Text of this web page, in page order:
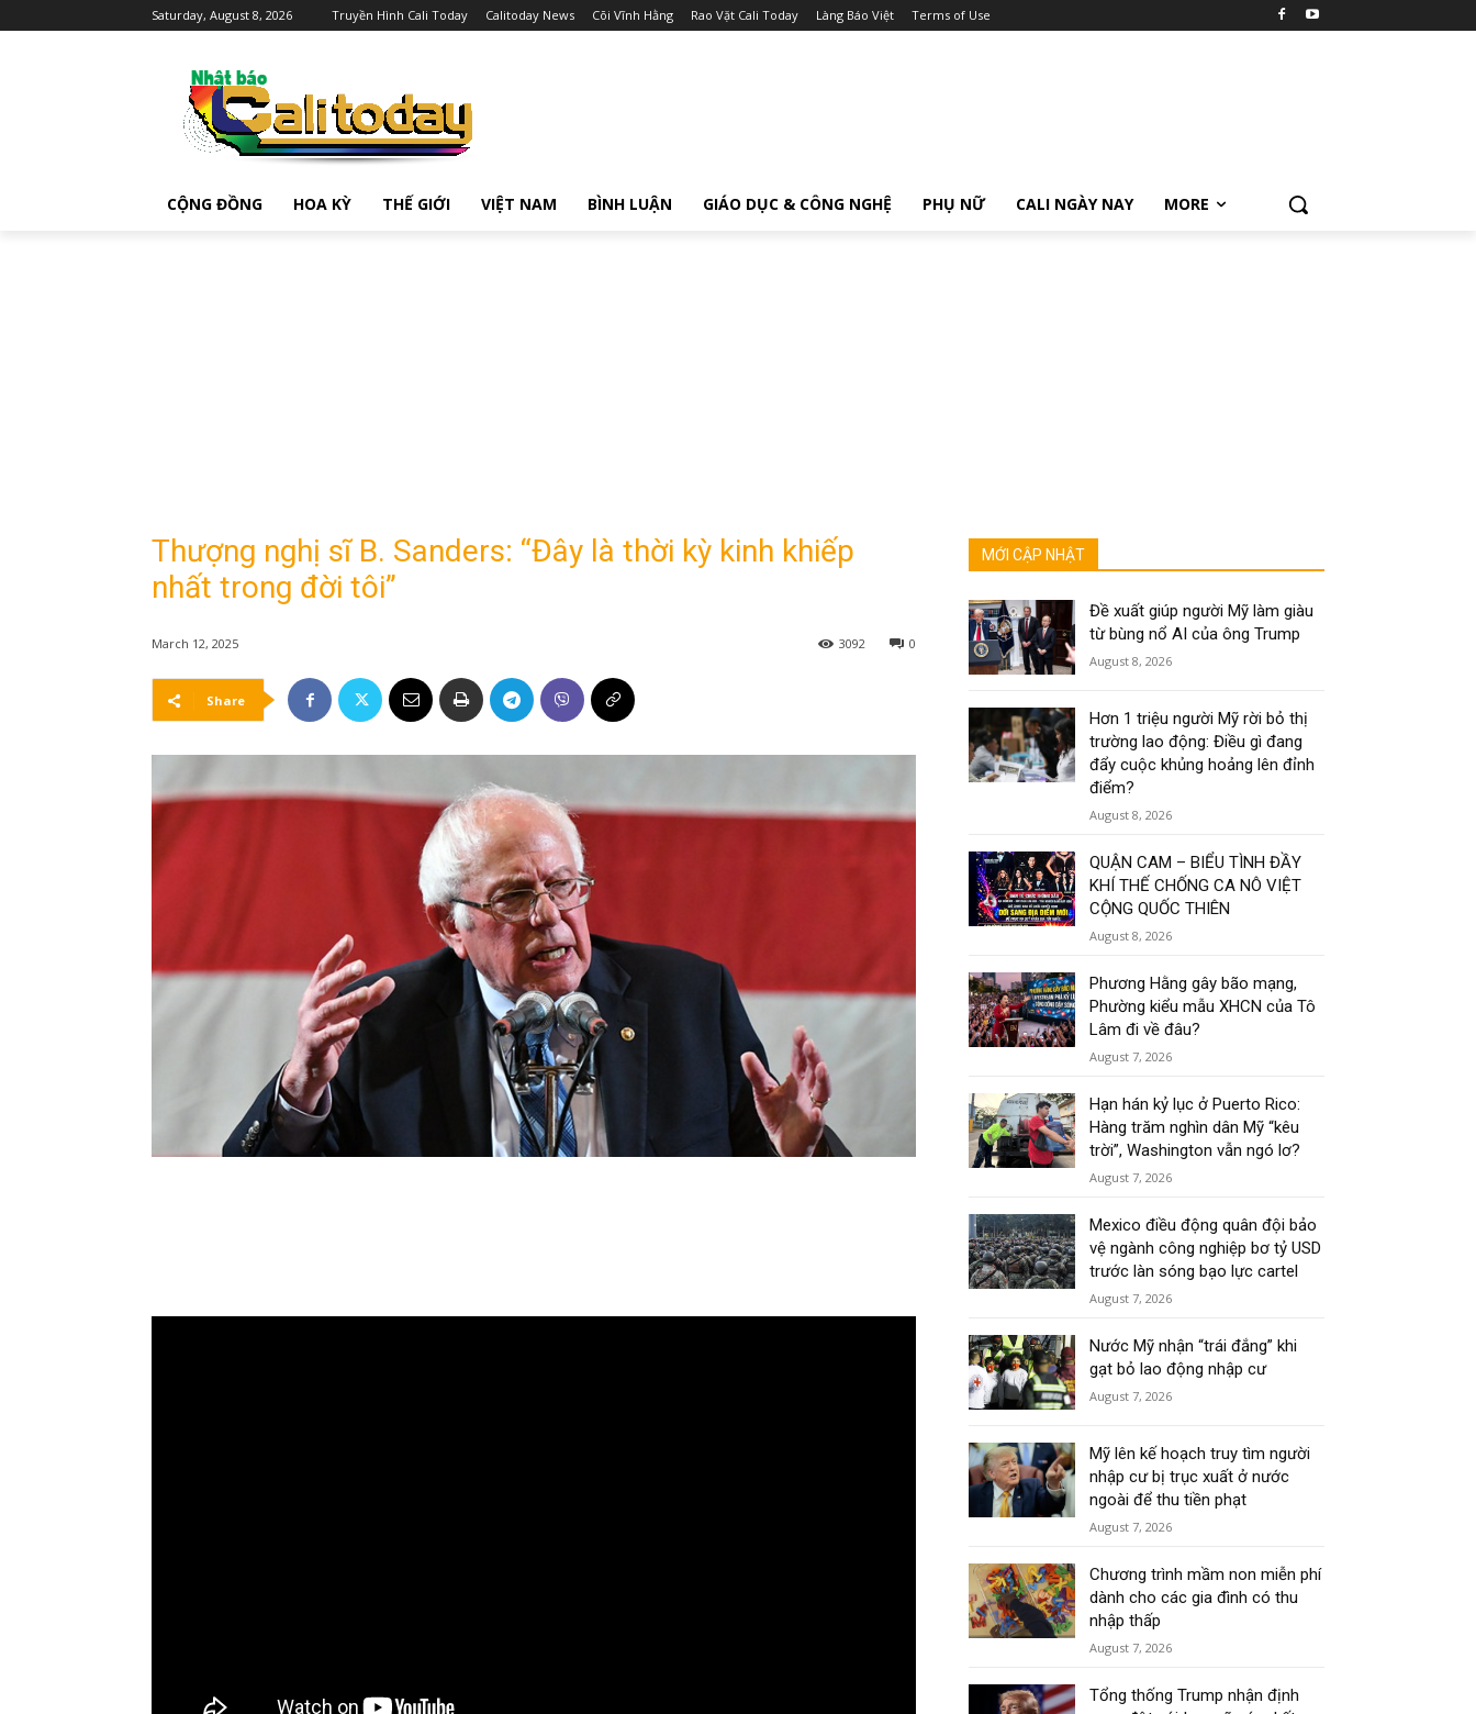
Saturday, August 8, 2026 Truyền Hình Cali Today Calitoday News Cõi Vĩnh Hằng Rao Vặt Cali Today Làng Báo Việt Terms of Use
CỘNG ĐỒNG HOA KỲ THẾ GIỚI VIỆT NAM BÌNH LUẬN GIÁO DỤC & CÔNG NGHỆ PHỤ NỮ CALI NGÀY NAY MORE
Thượng nghị sĩ B. Sanders: “Đây là thời kỳ kinh khiếp
nhất trong đời tôi”
March 12, 2025 0
3092
Share
MỚI CẬP NHẬT
Đề xuất giúp người Mỹ làm giàu
từ bùng nổ AI của ông Trump
August 8, 2026
Hơn 1 triệu người Mỹ rời bỏ thị
trường lao động: Điều gì đang
đẩy cuộc khủng hoảng lên đỉnh
điểm?
August 8, 2026
QUẬN CAM – BIỂU TÌNH ĐẦY
KHÍ THẾ CHỐNG CA NÔ VIỆT
CỘNG QUỐC THIÊN
August 8, 2026
Phương Hằng gây bão mạng,
Phường kiểu mẫu XHCN của Tô
Lâm đi về đâu?
August 7, 2026
Hạn hán kỷ lục ở Puerto Rico:
Hàng trăm nghìn dân Mỹ “kêu
trời”, Washington vẫn ngó lơ?
August 7, 2026
Mexico điều động quân đội bảo
vệ ngành công nghiệp bơ tỷ USD
trước làn sóng bạo lực cartel
August 7, 2026
Nước Mỹ nhận “trái đắng” khi
gạt bỏ lao động nhập cư
August 7, 2026
Mỹ lên kế hoạch truy tìm người
nhập cư bị trục xuất ở nước
ngoài để thu tiền phạt
August 7, 2026
Chương trình mầm non miễn phí
dành cho các gia đình có thu
nhập thấp
August 7, 2026
Tổng thống Trump nhận định